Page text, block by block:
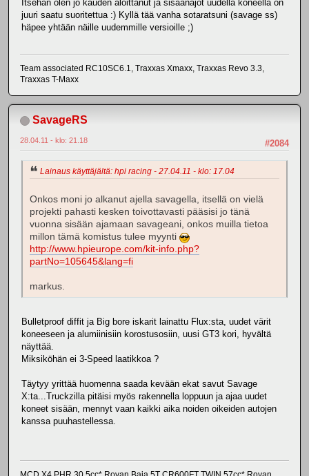
Itsehän olen jo kauden aloittanut ja sisäänajot uudella koneella on
juuri saatu suoritettua :) Kyllä tää vanha sotaratsuni (savage ss)
häpee yhtään näille uudemmille versioille ;)
Team associated RC10SC6.1, Traxxas Xmaxx, Traxxas Revo 3.3,
Traxxas T-Maxx
SavageRS
#2084
28.04.11 - klo: 21.18
Lainaus käyttäjältä: hpi racing - 27.04.11 - klo: 17.04
Onkos moni jo alkanut ajella savagella, itsellä on vielä
projekti pahasti kesken toivottavasti pääsisi jo tänä
vuonna sisään ajamaan savageani, onkos muilla tietoa
millon tämä komistus tulee myynti
http://www.hpieurope.com/kit-info.php?
partNo=105645&lang=fi
markus.
Bulletproof diffit ja Big bore iskarit lainattu Flux:sta, uudet värit
koneeseen ja alumiinisiin korostusosiin, uusi GT3 kori, hyvältä
näyttää.
Miksiköhän ei 3-Speed laatikkoa ?
Täytyy yrittää huomenna saada kevään ekat savut Savage
X:ta...Truckzilla pitäisi myös rakennella loppuun ja ajaa uudet
koneet sisään, mennyt vaan kaikki aika noiden oikeiden autojen
kanssa puuhastellessa.